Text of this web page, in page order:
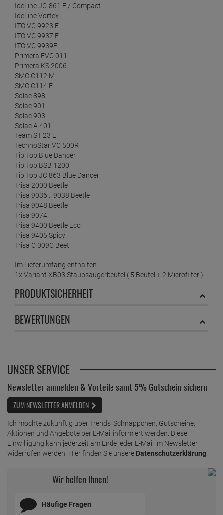
IdeLine JC-861 E / Compact
IdeLine Vortex
ITO VC 9923 E
ITO VC 9937 E
ITO VC 9939E
Primera EVC 011
Primera KS 2006
SMC C112 M
SMC C114 E
Solac 898
Solac 901
Solac 903
Solac A 401
Team ST 23 E
TechnoStar VC 500R
Tip Top Blue Dancer
Tip Top BSB 1200
Tip Top JC 863 Blue Dancer
Trisa 2000 Beetle
Trisa 9036... 9038 Beetle
Trisa 9048 Beetle
Trisa 9074
Trisa 9400 Beetle Eco
Trisa 9405 Spicy
Trisa C 009C Beetl
Im Lieferumfang enthalten:
1x Variant XB03 Staubsaugerbeutel ( 5 Beutel + 2 Microfilter )
PRODUKTSICHERHEIT
BEWERTUNGEN
UNSER SERVICE
Newsletter anmelden & Vorteile samt 5% Gutschein sichern
ZUM NEWSLETTER ANMELDEN
Ich möchte zukünftig über Trends, Schnäppchen, Gutscheine,
Aktionen und Angebote per E-Mail informiert werden. Diese
Einwilligung kann jederzeit am Ende jeder E-Mail im Newsletter
widerrufen werden. Hier finden Sie unsere Datenschutzerklärung.
Wir helfen Ihnen!
Häufige Fragen